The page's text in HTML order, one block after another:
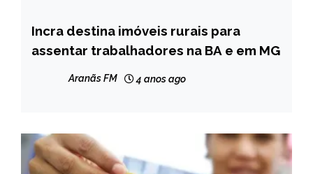
BRASIL
MINAS
Incra destina imóveis rurais para
assentar trabalhadores na BA e em MG
Aranãs FM 4 anos ago